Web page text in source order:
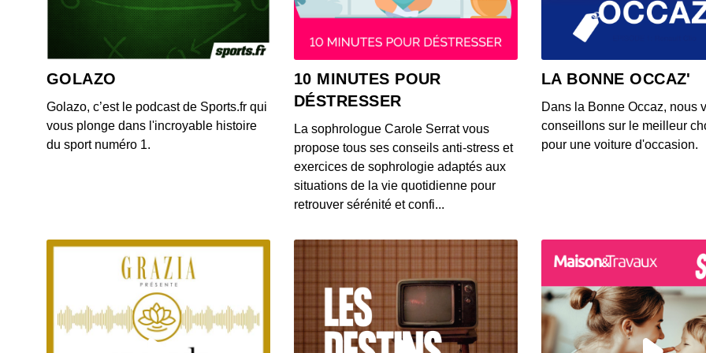
00:02:26
Voici
Une
GOLAZO
Golazo, c’est le podcast de Sports.fr qui
vous plonge dans l'incroyable histoire
du sport numéro 1.
10 MINUTES POUR
DÉSTRESSER
La sophrologue Carole Serrat vous
propose tous ses conseils anti-stress et
exercices de sophrologie adaptés aux
situations de la vie quotidienne pour
retrouver sérénité et confi...
LA BONNE OCCAZ'
Dans la Bonne Occaz, nous
conseillons sur le meilleur
pour une voiture d'occasion.